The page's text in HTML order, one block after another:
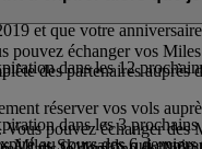
et que votre
dans les 12
dans les 3
au cours des 6
pouvez échanger vos
des partenaires
réserver vos vols
pouvez échanger